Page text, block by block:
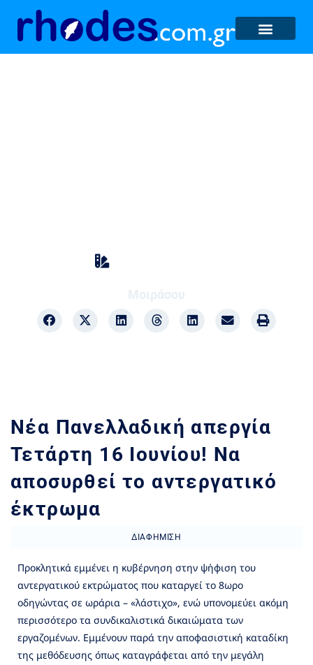
Νέα Πανελλαδική απεργία
Τετάρτη 16 Ιουνίου! Να
αποσυρθεί το αντεργατικό
έκτρωμα
ΔΙΑΦΉΜΙΣΗ
Προκλητικά εμμένει η κυβέρνηση στην ψήφιση του
αντεργατικού εκτρώματος που καταργεί το 8ωρο
οδηγώντας σε ωράρια – «λάστιχο», ενώ υπονομεύει ακόμη
περισσότερο τα συνδικαλιστικά δικαιώματα των
εργαζομένων. Εμμένουν παρά την αποφασιστική καταδίκη
της μεθόδευσης όπως καταγράφεται από την μεγάλη